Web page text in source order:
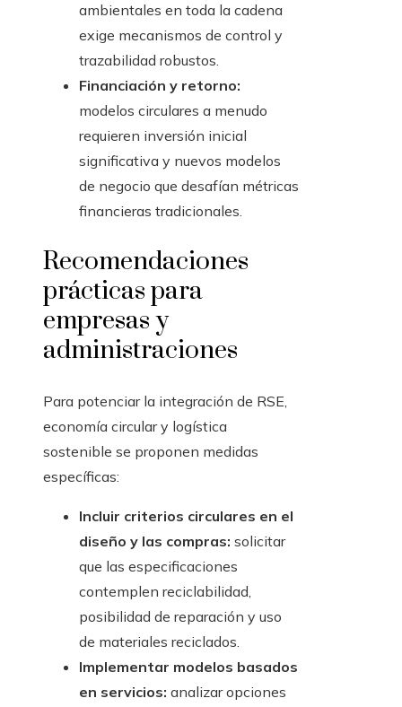
ambientales en toda la cadena
exige mecanismos de control y
trazabilidad robustos.
Financiación y retorno:
modelos circulares a menudo
requieren inversión inicial
significativa y nuevos modelos
de negocio que desafían métricas
financieras tradicionales.
Recomendaciones
prácticas para
empresas y
administraciones
Para potenciar la integración de RSE,
economía circular y logística
sostenible se proponen medidas
específicas:
Incluir criterios circulares en el
diseño y las compras: solicitar
que las especificaciones
contemplen reciclabilidad,
posibilidad de reparación y uso
de materiales reciclados.
Implementar modelos basados
en servicios: analizar opciones